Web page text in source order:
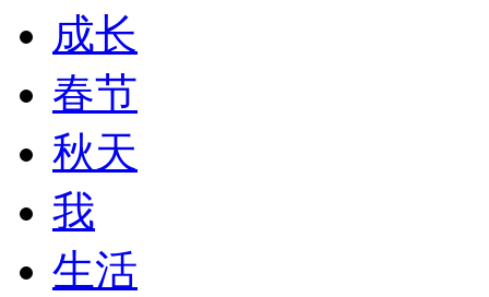
成长
春节
秋天
我
生活